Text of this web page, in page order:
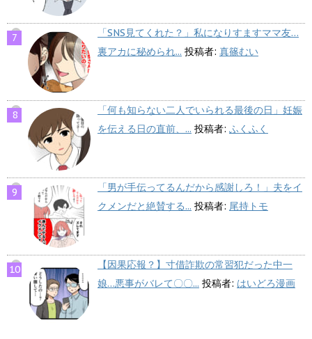
「SNS見てくれた？」私になりすますママ友…
裏アカに秘められ... 投稿者: 真篠むい
「何も知らない二人でいられる最後の日」妊娠
を伝える日の直前、... 投稿者: ふくふく
「男が手伝ってるんだから感謝しろ！」夫をイ
クメンだと絶賛する... 投稿者: 尾持トモ
【因果応報？】寸借詐欺の常習犯だった中一
娘…悪事がバレて〇〇... 投稿者: はいどろ漫画